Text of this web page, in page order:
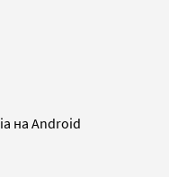
на Android